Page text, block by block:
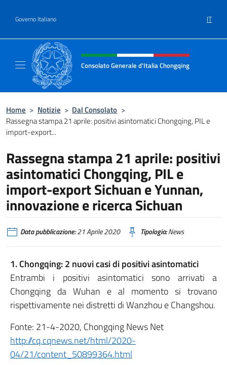
Governo Italiano IT
Intestazione sito, social e menù
Consolato Generale d'Italia Chongqing
Home > Notizie > Dal Consolato >
Rassegna stampa 21 aprile: positivi asintomatici Chongqing, PIL e
import-export...
Rassegna stampa 21 aprile: positivi
asintomatici Chongqing, PIL e
import-export Sichuan e Yunnan,
innovazione e ricerca Sichuan
Data pubblicazione:21 Aprile 2020 Tipologia:News
1. Chongqing: 2 nuovi casi di positivi asintomatici
Entrambi i positivi asintomatici sono arrivati a
Chongqing da Wuhan e al momento si trovano
rispettivamente nei distretti di Wanzhou e Changshou.
Fonte: 21-4-2020, Chongqing News Net
http://cq.cqnews.net/html/2020-
04/21/content_50899364.html